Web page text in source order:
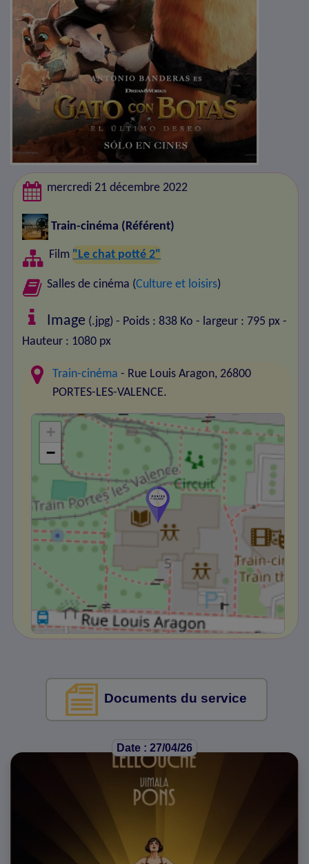
mercredi 21 décembre 2022
Train-cinéma (Référent)
Film "Le chat potté 2"
Salles de cinéma (Culture et loisirs)
Image (.jpg) - Poids : 838 Ko - largeur : 795 px -
Hauteur : 1080 px
Train-cinéma - Rue Louis Aragon, 26800
PORTES-LES-VALENCE.
+
−
Documents du service
Date : 27/04/26